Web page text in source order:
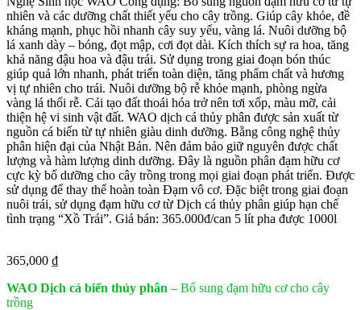
nhiên và các dưỡng chất thiết yếu cho cây trồng. Giúp cây khỏe, đề
kháng mạnh, phục hồi nhanh cây suy yếu, vàng lá. Nuôi dưỡng bộ
lá xanh dày – bóng, đọt mập, cơi đọt dài. Kích thích sự ra hoa, tăng
khả năng đậu hoa và đậu trái. Sử dụng trong giai đoạn bón thúc
giúp quả lớn nhanh, phát triển toàn diện, tăng phẩm chất và hương
vị tự nhiên cho trái. Nuôi dưỡng bộ rễ khỏe mạnh, phòng ngừa
vàng lá thối rễ. Cải tạo đất thoái hóa trở nên tơi xốp, màu mỡ, cải
thiện hệ vi sinh vật đất. WAO dịch cá thủy phân được sản xuất từ
nguồn cá biển từ tự nhiên giàu dinh dưỡng. Bằng công nghệ thủy
phân hiện đại của Nhật Bản. Nên đảm bảo giữ nguyên được chất
lượng và hàm lượng dinh dưỡng. Đây là nguồn phân đạm hữu cơ
cực kỳ bổ dưỡng cho cây trồng trong mọi giai đoạn phát triển. Được
sử dụng để thay thế hoàn toàn Đạm vô cơ. Đặc biệt trong giai đoạn
nuôi trái, sử dụng đạm hữu cơ từ Dịch cá thủy phân giúp hạn chế
tình trạng “Xồ Trái”. Giá bán: 365.000đ/can 5 lít pha được 1000l
365,000 ₫
WAO Dịch cá biển thủy phân –Bổ sung đạm hữu cơ cho cây
trồng